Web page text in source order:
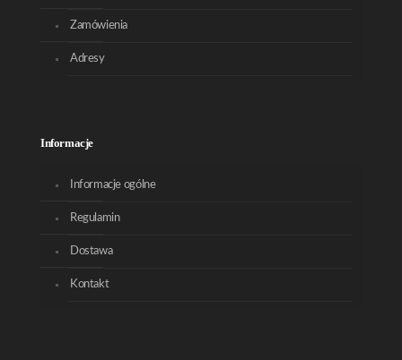
Zamówienia
Adresy
Informacje
Informacje ogólne
Regulamin
Dostawa
Kontakt